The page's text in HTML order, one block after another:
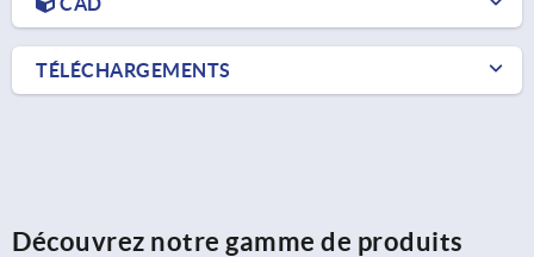
TÉLÉCHARGEMENTS
Découvrez notre gamme de produits